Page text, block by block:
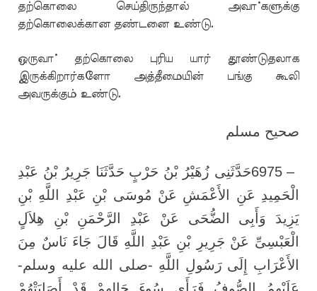
தற்கொலை செய்திருந்தால் அவா்களுக்கு
தற்கொலைக்கான தண்டனை உண்டு.
ஒருவா் தற்கொலை புரிய யார் தூண்டுதலாக
இருக்கிறார்களோ அத்தீமையின் பங்கு கூலி
அவருக்கும் உண்டு.
صحيح مسلم
6975 –حَدَّثَنِى زُهَيْرُ بْنُ حَرْبٍ حَدَّثَنَا جَرِيرُ بْنُ عَبْدِ
الْحَمِيدِ عَنِ الأَعْمَشِ عَنْ مُوسَى بْنِ عَبْدِ اللَّهِ بْنِ
يَزِيدَ وَأَبِى الضُّحَى عَنْ عَبْدِ الرَّحْمَنِ بْنِ هِلاَلٍ
الْعَبْسِىِّ عَنْ جَرِيرِ بْنِ عَبْدِ اللَّهِ قَالَ جَاءَ نَاسٌ مِنَ
الأَعْرَابِ إِلَى رَسُولِ اللَّهِ -صلى الله عليه وسلم-